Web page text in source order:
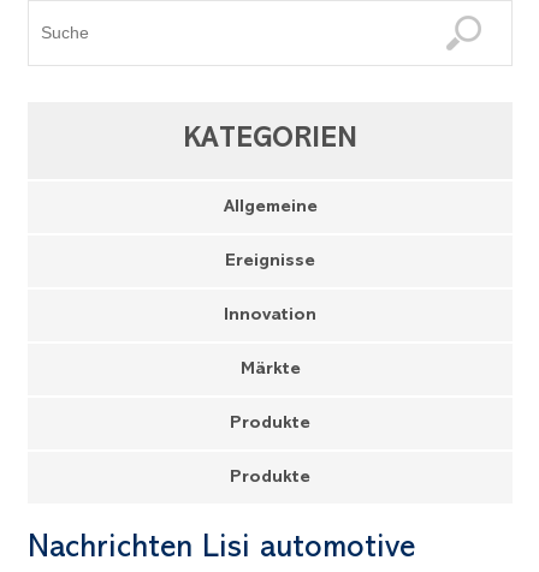
KATEGORIEN
Allgemeine
Ereignisse
Innovation
Märkte
Produkte
Produkte
Nachrichten Lisi automotive